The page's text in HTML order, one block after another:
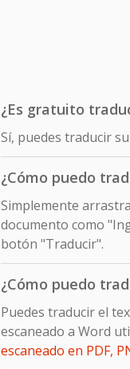
¿Es gratuito
Sí, puedes traducir
¿Cómo puedo
Simplemente
documento como
botón "Traducir".
¿Cómo puedo
Puedes traducir el
escaneado a Word
escaneado en PDF,